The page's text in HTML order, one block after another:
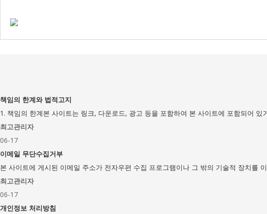
책임의 한계와 법적고지
1. 책임의 한계본 사이트는 링크, 다운로드, 광고 등을 포함하여 본 사이트에 포함되어 있
최고관리자
06-17
이메일 무단수집거부
본 사이트에 게시된 이메일 주소가 전자우편 수집 프로그램이나 그 밖의 기술적 장치를
최고관리자
06-17
개인정보 처리방침